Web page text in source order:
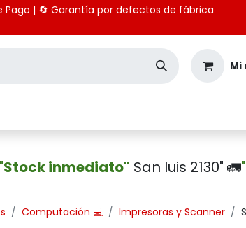
de Pago | 🔄 Garantía por defectos
Mi
"Stock inmediato" San luis 2130" 🚛"
Computación 💻 Impresoras y Scanner